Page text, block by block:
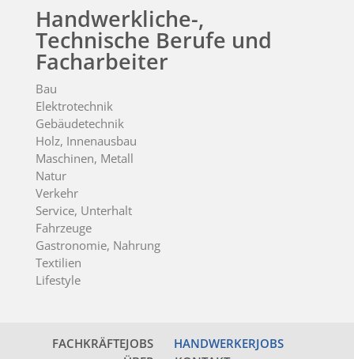
Handwerkliche-,
Technische Berufe und
Facharbeiter
Bau
Elektrotechnik
Gebäudetechnik
Holz, Innenausbau
Maschinen, Metall
Natur
Verkehr
Service, Unterhalt
Fahrzeuge
Gastronomie, Nahrung
Textilien
Lifestyle
FACHKRÄFTEJOBS
HANDWERKERJOBS